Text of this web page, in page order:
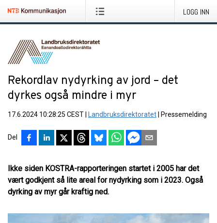
LOGG INN
Rekordlav nydyrking av jord – det
dyrkes også mindre i myr
17.6.2024 10:28:25 CEST Landbruksdirektoratet Pressemelding
Del
Ikke siden KOSTRA-rapporteringen startet i 2005 har det
vært godkjent så lite areal for nydyrking som i 2023. Også
dyrking av myr går kraftig ned.